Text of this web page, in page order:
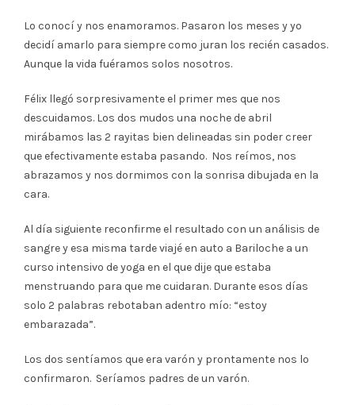
Lo conocí y nos enamoramos. Pasaron los meses y yo
decidí amarlo para siempre como juran los recién casados.
Aunque la vida fuéramos solos nosotros.
Félix llegó sorpresivamente el primer mes que nos
descuidamos. Los dos mudos una noche de abril
mirábamos las 2 rayitas bien delineadas sin poder creer
que efectivamente estaba pasando. Nos reímos, nos
abrazamos y nos dormimos con la sonrisa dibujada en la
cara.
Al día siguiente reconfirme el resultado con un análisis de
sangre y esa misma tarde viajé en auto a Bariloche a un
curso intensivo de yoga en el que dije que estaba
menstruando para que me cuidaran. Durante esos días
solo 2 palabras rebotaban adentro mío: “estoy
embarazada”.
Los dos sentíamos que era varón y prontamente nos lo
confirmaron. Seríamos padres de un varón.